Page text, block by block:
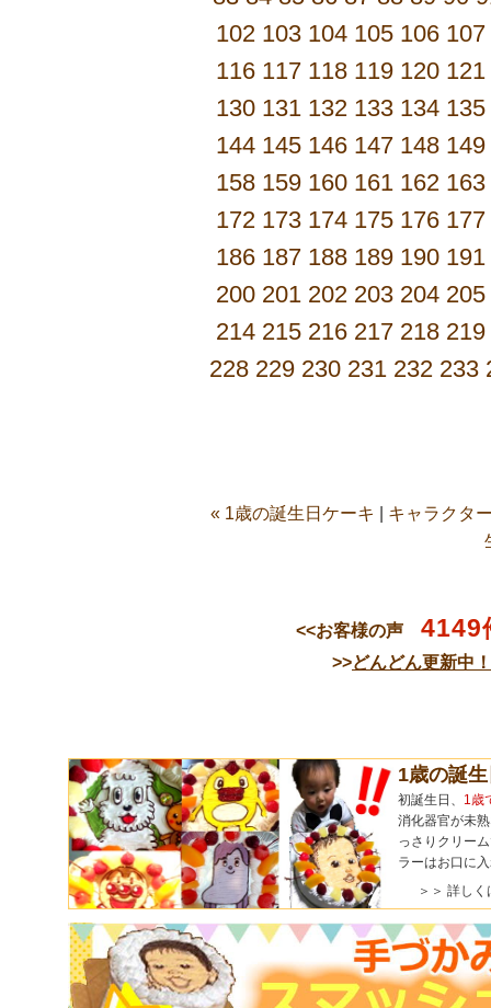
102 103 104 105 106 107
116 117 118 119 120 121
130 131 132 133 134 135
144 145 146 147 148 149
158 159 160 161 162 163
172 173 174 175 176 177
186 187 188 189 190 191
200 201 202 203 204 205
214 215 216 217 218 219
228 229 230 231 232 233
« 1歳の誕生日ケーキ
キャラクタ
<<お客様の声 4149
>>どんどん更新中
1歳の誕
初誕生日、 1歳
消化器官が未
っさりクリー
ラーはお口に
＞＞ 詳しく